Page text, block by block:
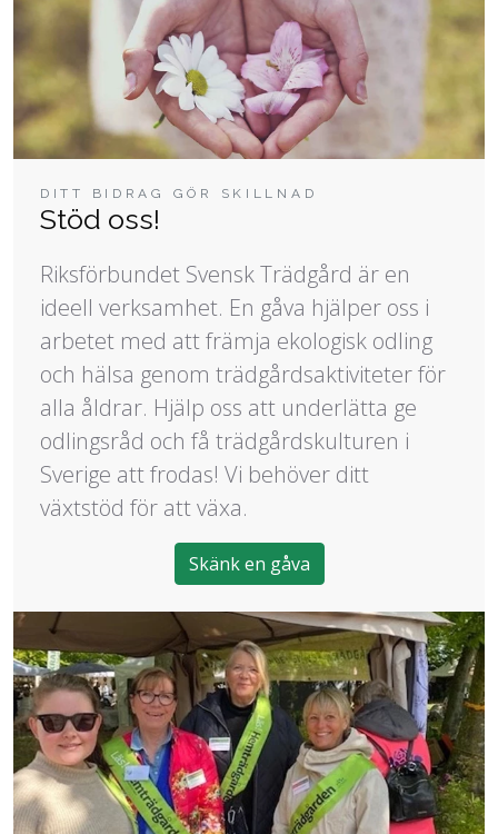
DITT BIDRAG GÖR SKILLNAD
Stöd oss!
Riksförbundet Svensk Trädgård är en
ideell verksamhet. En gåva hjälper oss i
arbetet med att främja ekologisk odling
och hälsa genom trädgårdsaktiviteter för
alla åldrar. Hjälp oss att underlätta ge
odlingsråd och få trädgårdskulturen i
Sverige att frodas! Vi behöver ditt
växtstöd för att växa.
Skänk en gåva